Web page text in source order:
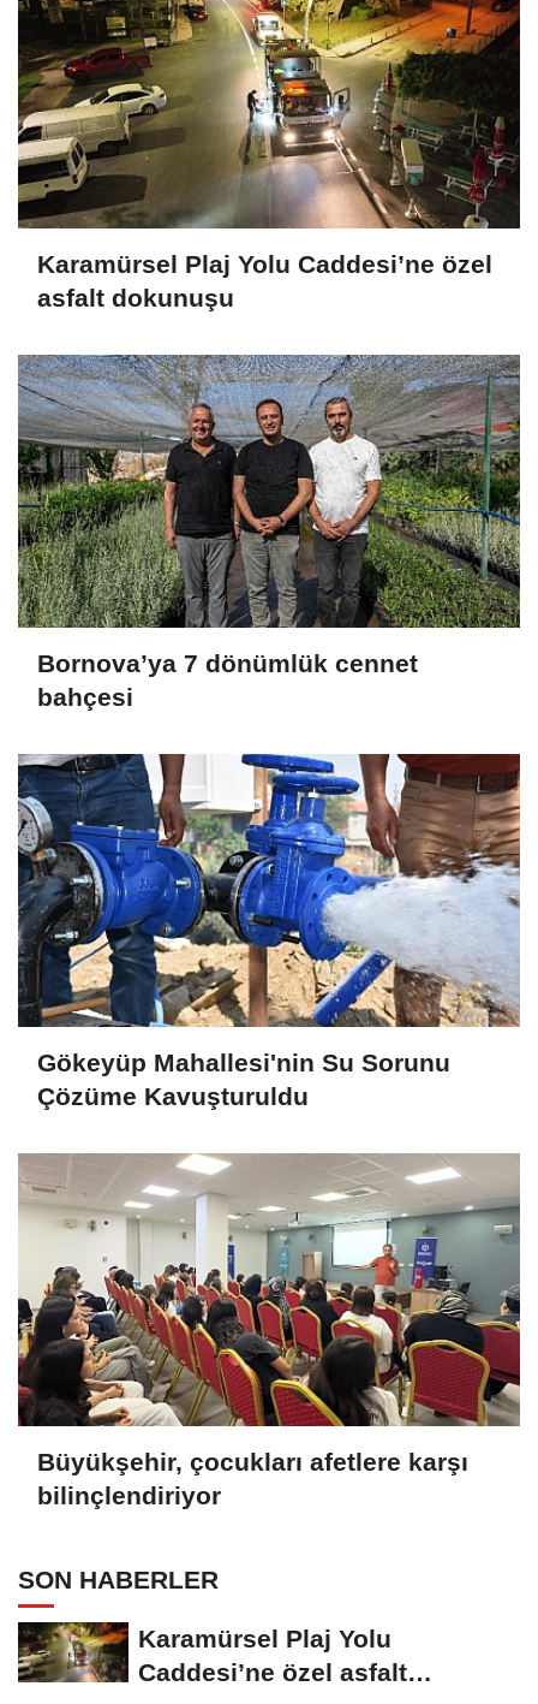
Karamürsel Plaj Yolu Caddesi’ne özel
asfalt dokunuşu
Bornova’ya 7 dönümlük cennet
bahçesi
Gökeyüp Mahallesi'nin Su Sorunu
Çözüme Kavuşturuldu
Büyükşehir, çocukları afetlere karşı
bilinçlendiriyor
SON HABERLER
Karamürsel Plaj Yolu
Caddesi’ne özel asfalt